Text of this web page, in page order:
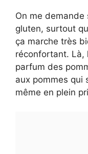
On me demande
gluten, surtout
ça marche très
réconfortant. Là,
parfum des
aux pommes qui
même en plein